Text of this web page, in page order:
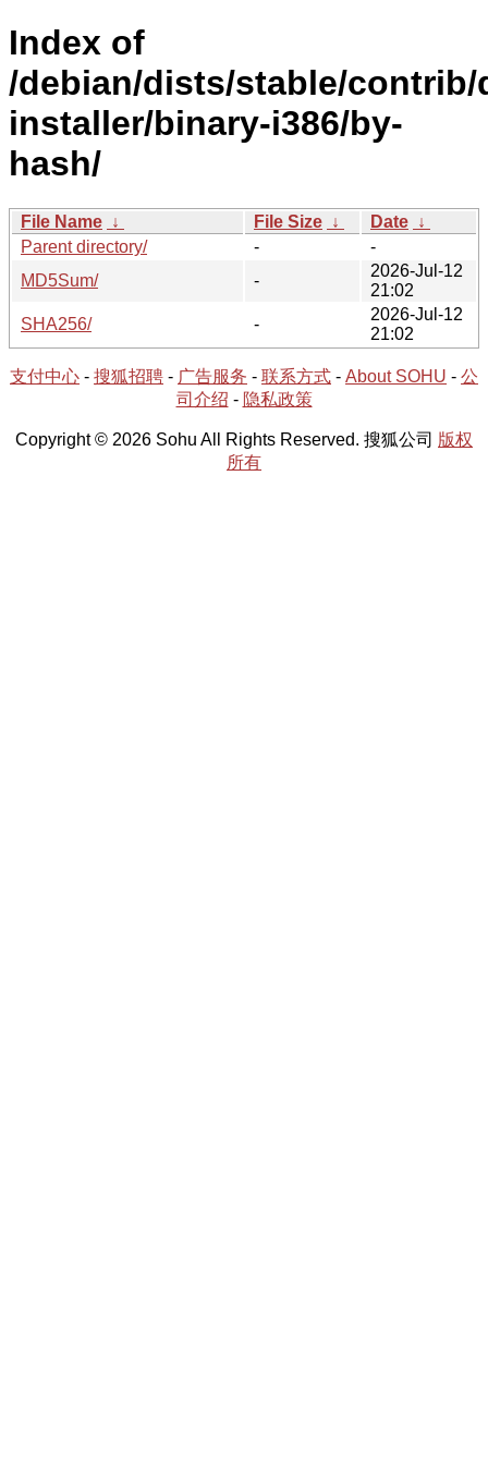
Index of
/debian/dists/stable/contrib/
installer/binary-i386/by-
hash/
File Name ↓ File Size ↓ Date ↓
Parent directory/
-
-
MD5Sum/
-
2026-Jul-12
21:02
SHA256/
-
2026-Jul-12
21:02
支付中心 - 搜狐招聘 - 广告服务 - 联系方式 - About SOHU - 公
司介绍 - 隐私政策
Copyright © 2026 Sohu All Rights Reserved. 搜狐公司 版权
所有